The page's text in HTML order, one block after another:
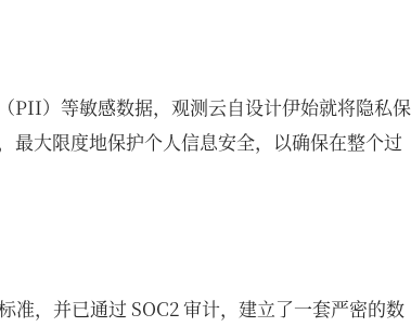
PII）等敏感数据，观测云自设计伊始就将隐私保
最大限度地保护个人信息安全，以确保在整个过
准，并已通过 SOC2 审计，建立了一套严密的数